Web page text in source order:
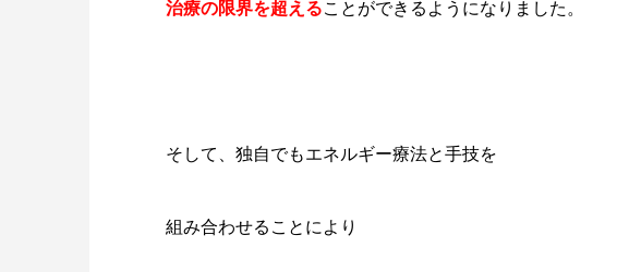
治療の限界を超えることができるようになりました。
そして、独自でもエネルギー療法と手技を
組み合わせることにより